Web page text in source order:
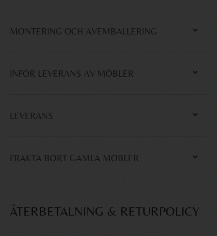
MONTERING OCH AVEMBALLERING
INFÖR LEVERANS AV MÖBLER
LEVERANS
FRAKTA BORT GAMLA MÖBLER
ÅTERBETALNING & RETURPOLICY